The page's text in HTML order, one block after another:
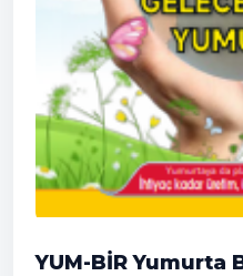
YUM-BİR Yumurta